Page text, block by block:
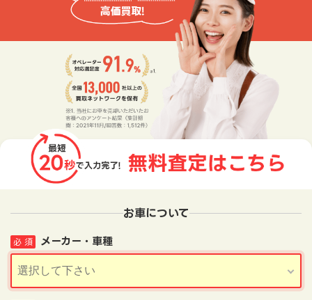
お車について
メーカー・車種
必 須